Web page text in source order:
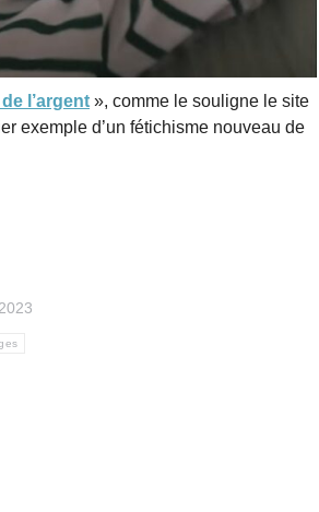
l’argent », comme le souligne le site
exemple d’un fétichisme nouveau de